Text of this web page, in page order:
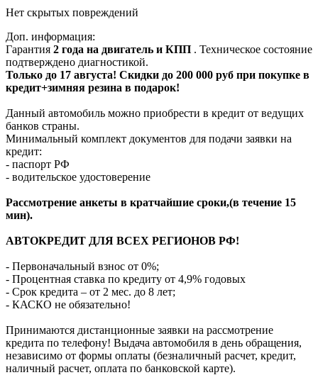
Нет скрытых повреждений
Доп. информация:
Гарантия 2 года на двигатель и КПП . Техническое состояние
подтверждено диагностикой.
Только до 17 августа! Скидки до 200 000 руб при покупке в
кредит+зимняя резина в подарок!
Данный автомобиль можно приобрести в кредит от ведущих
банков страны.
Минимальный комплект документов для подачи заявки на
кредит:
- паспорт РФ
- водительское удостоверение
Рассмотрение анкеты в кратчайшие сроки,(в течение 15
мин).
АВТОКРЕДИТ ДЛЯ ВСЕХ РЕГИОНОВ РФ!
- Первоначальный взнос от 0%;
- Процентная ставка по кредиту от 4,9% годовых
- Срок кредита – от 2 мес. до 8 лет;
- КАСКО не обязательно!
Принимаются дистанционные заявки на рассмотрение
кредита по телефону! Выдача автомобиля в день обращения,
независимо от формы оплаты (безналичный расчет, кредит,
наличный расчет, оплата по банковской карте).